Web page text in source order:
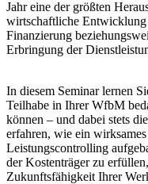
Jahr eine der größten
wirtschaftliche Entwicklung
Finanzierung
Erbringung der
In diesem Seminar lernen
Teilhabe in Ihrer WfbM
können – und dabei stets
erfahren, wie ein
Leistungscontrolling
der Kostenträger zu
Zukunftsfähigkeit Ihrer